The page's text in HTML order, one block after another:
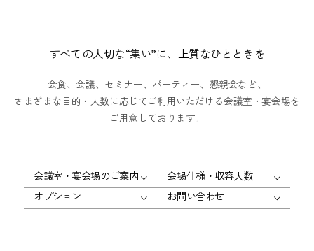
すべての大切な“集い”に、上質なひとときを
会食、会議、セミナー、パーティー、懇親会など、
さまざまな目的・人数に応じてご利用いただける会議室・宴会場を
ご用意しております。
会議室・宴会場のご案内
会場仕様・収容人数
オプション
お問い合わせ